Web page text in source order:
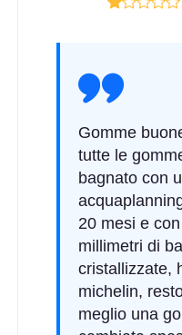
Gomme
tutte le
bagnato con
20 mesi e
millimetri di
cristallizzate,
michelin,
meglio una